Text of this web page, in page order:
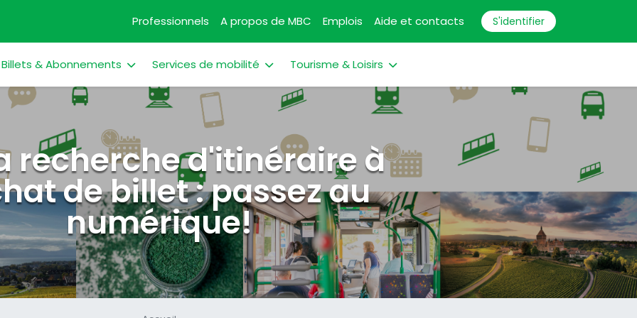
Professionnels A propos de MBC Emplois Aide et contacts S'identifier
Billets & Abonnements Services de mobilité Tourisme & Loisirs
recherche d'itinéraire à
de billet : passez au
numérique!